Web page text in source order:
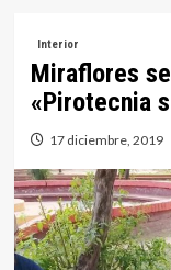
Interior
Miraflores
«Pirotecnia
17 diciembre, 2019